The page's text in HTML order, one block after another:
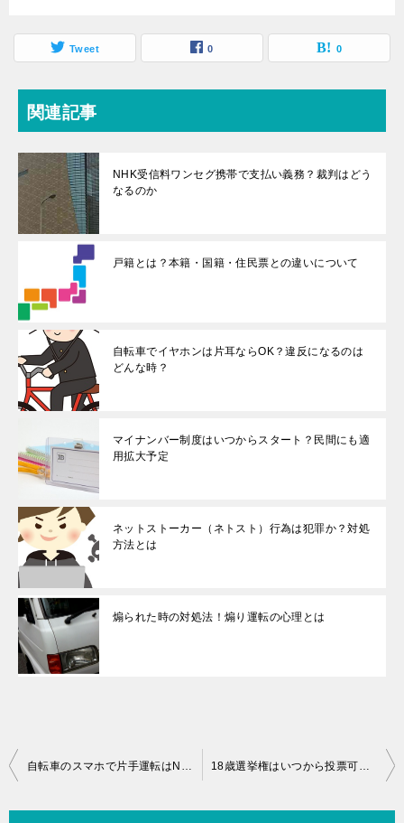
Tweet 0 0
関連記事
NHK受信料ワンセグ携帯で支払い義務？裁判はどう
なるのか
戸籍とは？本籍・国籍・住民票との違いについて
自転車でイヤホンは片耳ならOK？違反になるのは
どんな時？
マイナンバー制度はいつからスタート？民間にも適
用拡大予定
ネットストーカー（ネトスト）行為は犯罪か？対処
方法とは
煽られた時の対処法！煽り運転の心理とは
投
自転車のスマホで片手運転はNG！違反にならない使い方は？ 18歳選挙権はいつから投票可能？成人年齢は変更なし